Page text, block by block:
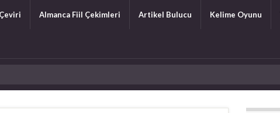
Almanca Fiil Çekimleri Artikel Bulucu Kelime Oyunu